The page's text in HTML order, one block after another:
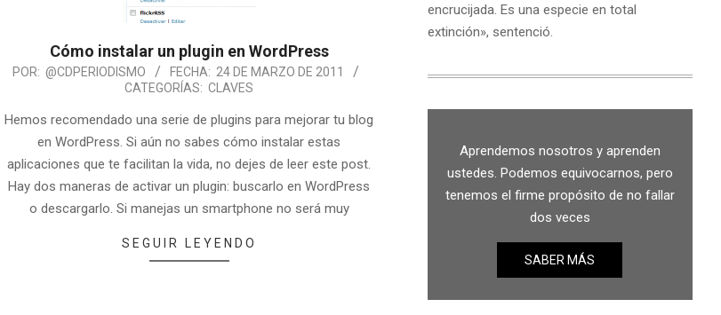
Cómo instalar un plugin en WordPress
POR: @CDPERIODISMO FECHA: 24 DE MARZO DE 2011
CATEGORÍAS: CLAVES
Hemos recomendado una serie de plugins para mejorar tu blog
en WordPress. Si aún no sabes cómo instalar estas
aplicaciones que te facilitan la vida, no dejes de leer este post.
Hay dos maneras de activar un plugin: buscarlo en WordPress
o descargarlo. Si manejas un smartphone no será muy
SEGUIR LEYENDO
encrucijada. Es una especie en total
extinción», sentenció.
Aprendemos nosotros y aprenden
ustedes. Podemos equivocarnos, pero
tenemos el firme propósito de no fallar
dos veces
SABER MÁS